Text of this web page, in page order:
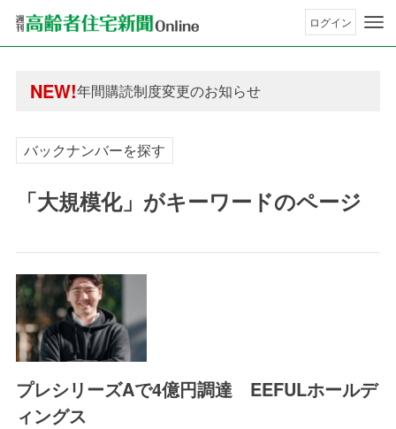
ログイン
NEW!
年間購読制度変更のお知らせ
年間購読制度変更のお知らせ
高齢者住宅新聞 無料会員の皆様へ閲覧本数変更
バックナンバーを探す
「大規模化」がキーワードのページ
プレシリーズAで4億円調達 EEFULホールデ
ィングス